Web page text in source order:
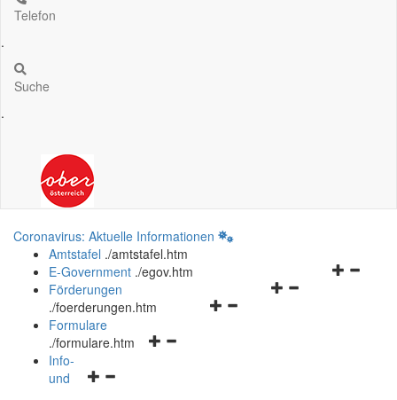
Telefon
.
Suche
.
Coronavirus: Aktuelle Informationen
Amtstafel ./amtstafel.htm
Navigationsmenü
E-Government ./egov.htm
Navigationsmenü
Förderungen
./foerderungen.htm
Navigationsmenü
Formulare
./formulare.htm
Navigationsmenü
Info-
und